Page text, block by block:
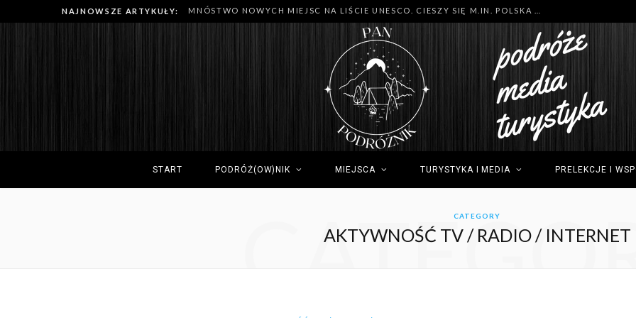
NAJNOWSZE ARTYKUŁY:
START PODRÓŻ(OW)NIK MIEJSCA TURYSTYKA I MEDIA PRELEKCJE I
CATEGORY
AKTYWNOŚĆ TV / RADIO / INTERNET